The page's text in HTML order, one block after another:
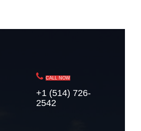
CALL NOW
+1 (514) 726-
2542